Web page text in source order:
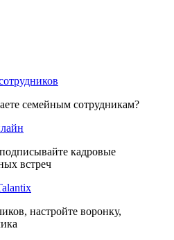
семейным сотрудникам?
кадровые
встреч
настройте воронку,